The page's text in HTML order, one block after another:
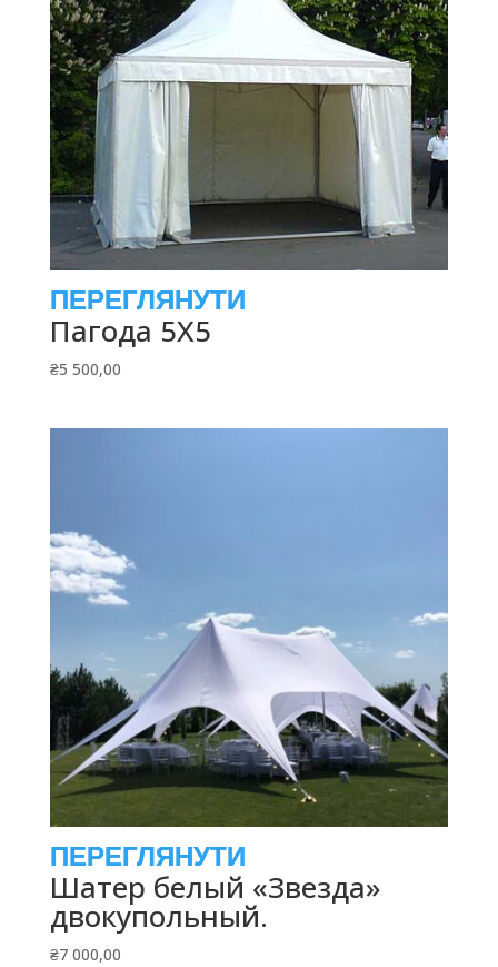
Пагода 5Х5
₴5 500,00
Шатер белый «Звезда»
двокупольный.
₴7 000,00